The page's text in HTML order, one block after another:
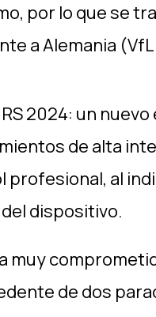
por lo que se
a Alemania
2024: un
de alta
al
dispositivo.
muy
de dos